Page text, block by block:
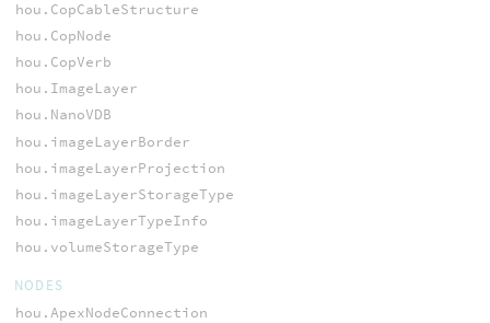
hou.CopCableStructure
hou.CopNode
hou.CopVerb
hou.ImageLayer
hou.NanoVDB
hou.imageLayerBorder
hou.imageLayerProjection
hou.imageLayerStorageType
hou.imageLayerTypeInfo
hou.volumeStorageType
NODES
hou.ApexNodeConnection